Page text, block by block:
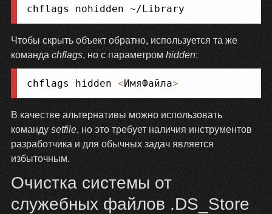
chflags nohidden ~/Library
Чтобы скрыть объект обратно, используется та же
командаchflags, но с параметром hidden:
chflags hidden <ИмяФайла>
В качестве альтернативы можно использовать
командуsetfile, но это требует наличия инструментов
разработчика и для обычных задач является
избыточным.
Очистка системы от
служебных файлов .DS_Store